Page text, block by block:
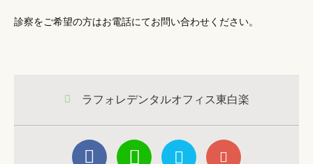
診察をご希望の方はお電話にてお問い合わせください。
ラフォレデンタルオフィス東白楽